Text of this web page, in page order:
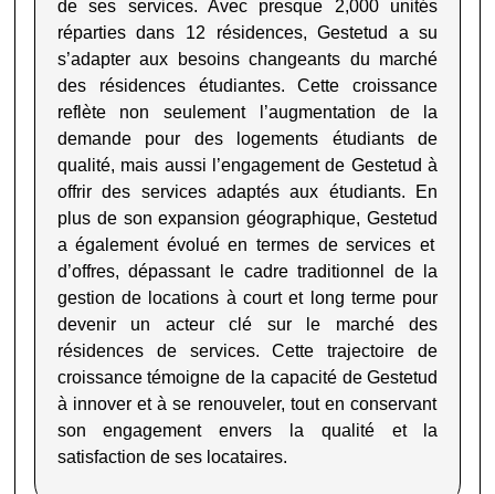
de ses services. Avec presque 2,000 unités
réparties dans 12 résidences,Gestetud
a su
s’adapter aux besoins changeants du marché
des résidences étudiantes. Cette croissance
reflète non seulement l’augmentation de la
demande pour des logements étudiants de
qualité, mais aussi l’engagement de Gestetud à
offrir des services adaptés aux étudiants. En
plus de son expansion géographique,Gestetud
a également évolué en termes de services et
d’offres, dépassant le cadre traditionnel de la
gestion de locations à court et long terme pour
devenir un acteur clé sur le marché des
résidences de services. Cette trajectoire de
croissance témoigne de la capacité deGestetud
à innover et à se renouveler, tout en conservant
son engagement envers la qualité et la
satisfaction de ses locataires.